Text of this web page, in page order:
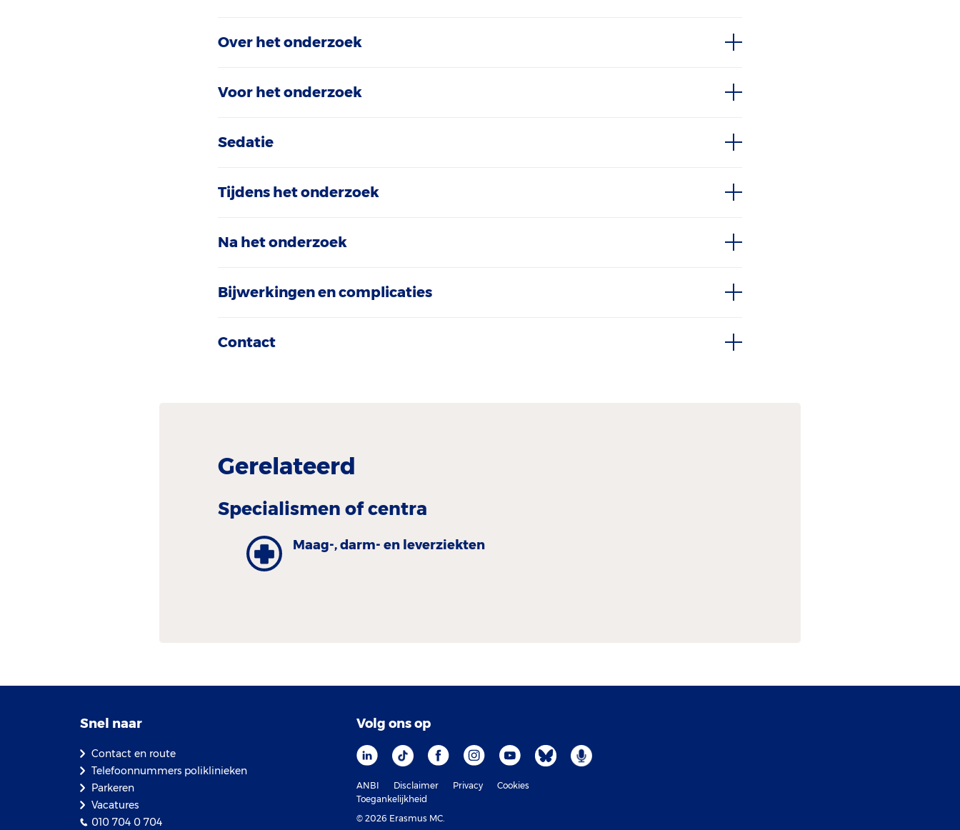
Over het onderzoek
Voor het onderzoek
Sedatie
Tijdens het onderzoek
Na het onderzoek
Bijwerkingen en complicaties
Contact
Gerelateerd
Specialismen of centra
Maag-, darm- en leverziekten
Snel naar
Contact en route
Telefoonnummers poliklinieken
Parkeren
Vacatures
010 704 0 704
Volg ons op
ANBI Disclaimer Privacy
Cookies
Toegankelijkheid
© 2026 Erasmus MC.